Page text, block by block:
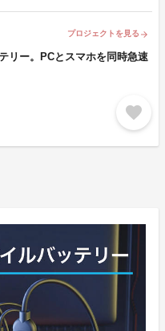
プロジェクトを見る arrow_forward
リー。PCとスマホを同時急速
favorite